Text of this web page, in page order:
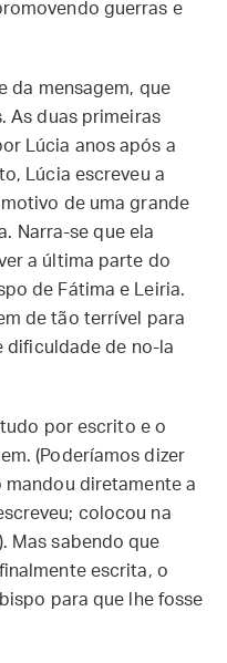
guerras e
da mensagem, que
As duas primeiras
Lúcia anos após a
Lúcia escreveu a
de uma grande
Narra-se que ela
a última parte do
de Fátima e Leiria.
de tão terrível para
dificuldade de no-la
por escrito e o
(Poderíamos dizer
mandou diretamente a
colocou na
Mas sabendo que
escrita, o
para que lhe fosse